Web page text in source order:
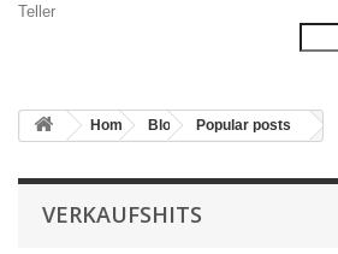
Teller
Home Blog Popular posts
VERKAUFSHITS